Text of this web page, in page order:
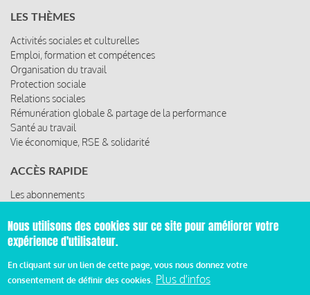
LES THÈMES
Activités sociales et culturelles
Emploi, formation et compétences
Organisation du travail
Protection sociale
Relations sociales
Rémunération globale & partage de la performance
Santé au travail
Vie économique, RSE & solidarité
ACCÈS RAPIDE
Les abonnements
Les ressources
© 2019 Miroir Social - Réalisé parCafffeine
Nous utilisons des cookies sur ce site pour améliorer votre
expérience d'utilisateur.
En cliquant sur un lien de cette page, vous nous donnez votre
consentement de définir des cookies. Plus d'infos